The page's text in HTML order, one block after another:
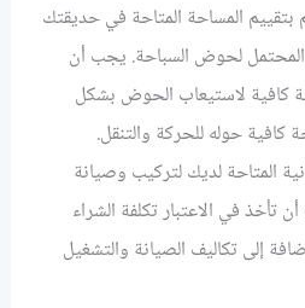
بتقييم المساحة المتاحة في حديقتك
لحوض السباحة. يجب أن
كافية لاستيعاب الحوض بشكل
حوله للحركة والتنقل.
المتاحة لديك لتركيب وصيانة
في الاعتبار تكلفة الشراء
إلى تكاليف الصيانة والتشغيل